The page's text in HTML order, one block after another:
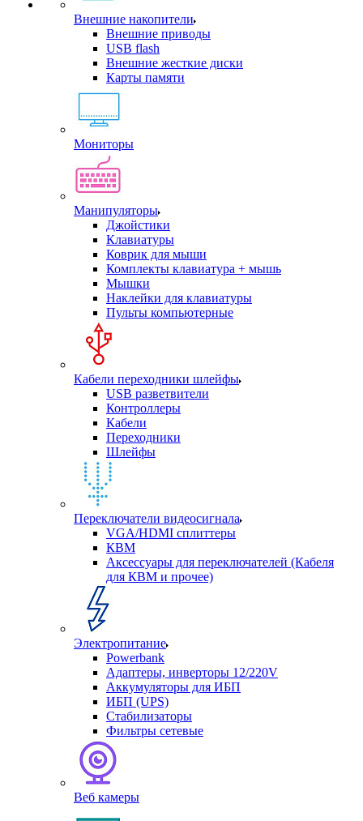
Внешние накопители
Внешние приводы
USB flash
Внешние жесткие диски
Карты памяти
Мониторы
Манипуляторы
Джойстики
Клавиатуры
Коврик для мыши
Комплекты клавиатура + мышь
Мышки
Наклейки для клавиатуры
Пульты компьютерные
Кабели переходники шлейфы
USB разветвители
Контроллеры
Кабели
Переходники
Шлейфы
Переключатели видеосигнала
VGA/HDMI сплиттеры
КВМ
Аксессуары для переключателей (Кабеля
для КВМ и прочее)
Электропитание
Powerbank
Адаптеры, инверторы 12/220V
Аккумуляторы для ИБП
ИБП (UPS)
Стабилизаторы
Фильтры сетевые
Веб камеры